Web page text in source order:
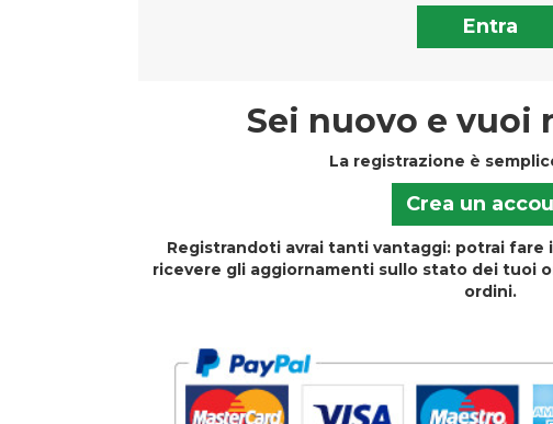
Sei nuovo e vuoi
La registrazione è
Crea un
Registrandoti avrai tanti vantaggi: potrai
ricevere gli aggiornamenti sullo stato dei tuoi
ordini.